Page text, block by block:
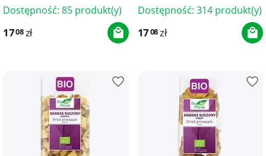
Dostępność: 85 produkt(y)
1708zł
Dostępność: 314 produkt(y)
1708zł